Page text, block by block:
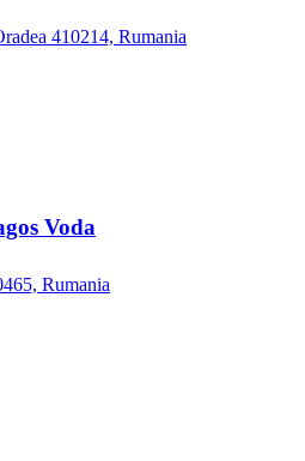
410214, Rumania
Voda
Rumania